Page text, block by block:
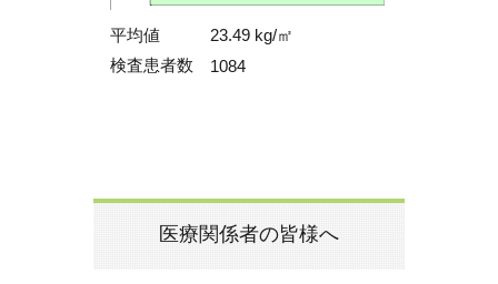
平均値
23.49 kg/㎡
検査患者数
1084
医療関係者の皆様へ